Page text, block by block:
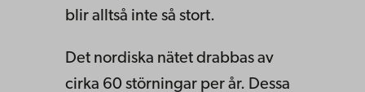
blir alltså inte så stort.
Det nordiska nätet drabbas av
cirka 60 störningar per år. Dessa